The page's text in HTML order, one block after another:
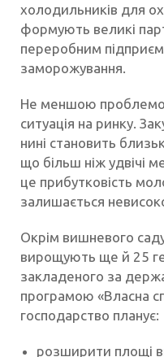
холодильників для
формують великі
переробним
заморожування.
Не меншою
ситуація на ринку.
нині становить
що більш ніж удвічі
це прибутковість
залишається
Окрім вишневого
вирощують ще й 25
закладеного за
програмою «Власна
господарство планує:
розширити площі